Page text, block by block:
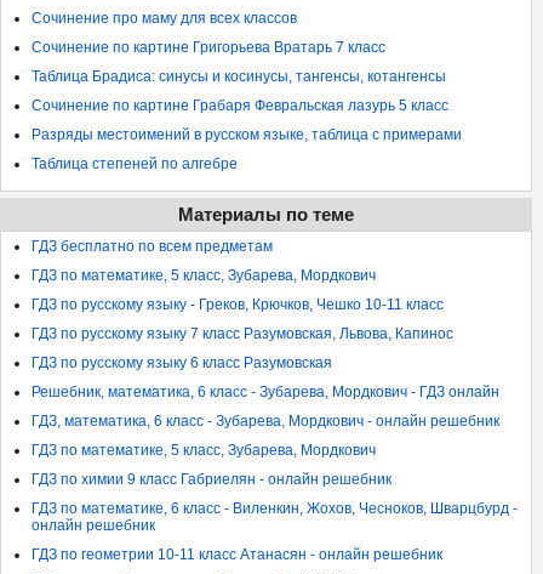
Сочинение про маму для всех классов
Сочинение по картине Григорьева Вратарь 7 класс
Таблица Брадиса: синусы и косинусы, тангенсы, котангенсы
Сочинение по картине Грабаря Февральская лазурь 5 класс
Разряды местоимений в русском языке, таблица с примерами
Таблица степеней по алгебре
Материалы по теме
ГДЗ бесплатно по всем предметам
ГДЗ по математике, 5 класс, Зубарева, Мордкович
ГДЗ по русскому языку - Греков, Крючков, Чешко 10-11 класс
ГДЗ по русскому языку 7 класс Разумовская, Львова, Капинос
ГДЗ по русскому языку 6 класс Разумовская
Решебник, математика, 6 класс - Зубарева, Мордкович - ГДЗ онлайн
ГДЗ, математика, 6 класс - Зубарева, Мордкович - онлайн решебник
ГДЗ по математике, 5 класс, Зубарева, Мордкович
ГДЗ по химии 9 класс Габриелян - онлайн решебник
ГДЗ по математике, 6 класс - Виленкин, Жохов, Чесноков, Шварцбурд -
онлайн решебник
ГДЗ по геометрии 10-11 класс Атанасян - онлайн решебник